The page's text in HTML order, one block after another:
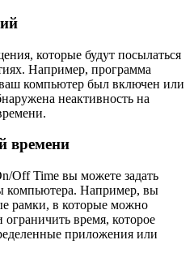
которые будут посылаться
Например, программа
компьютер был включен или
неактивность на
времени
Time вы можете задать
компьютера. Например, вы
рамки, в которые можно
время, которое
приложения или